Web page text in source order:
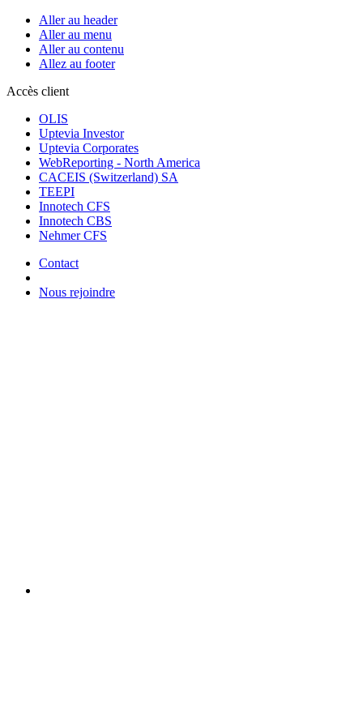
Aller au header
Aller au menu
Aller au contenu
Allez au footer
Accès client
OLIS
Uptevia Investor
Uptevia Corporates
WebReporting - North America
CACEIS (Switzerland) SA
TEEPI
Innotech CFS
Innotech CBS
Nehmer CFS
Contact
Nous rejoindre